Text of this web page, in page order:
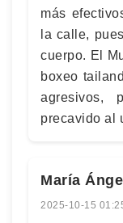
más
la calle,
cuerpo. El
boxeo
agresivos,
precavido al
María
2025-10-15